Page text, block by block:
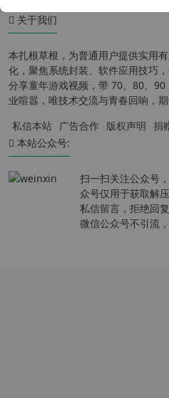
关于我们
本扎根草根，为普通用户提供实用
化，聚焦系统封装、软件应用技巧
分享童年游戏视频，带 70、80、
业喧嚣，唯技术交流与青春回响，
私信本站 广告合作 版权声明 捐
本站公众号:
扫一扫关注公众号
众号仅用于获取解
私信留言，拒绝回复
微信公众号不引流，